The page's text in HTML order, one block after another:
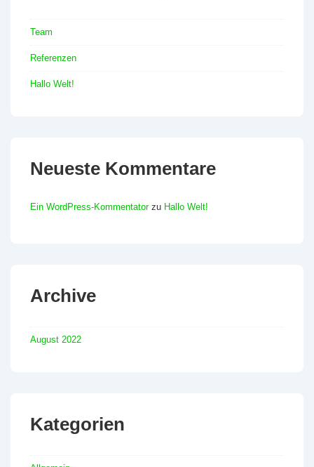
Team
Referenzen
Hallo Welt!
Neueste Kommentare
Ein WordPress-Kommentatorzu Hallo Welt!
Archive
August 2022
Kategorien